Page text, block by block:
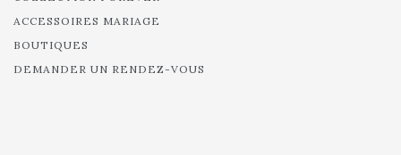
ACCESSOIRES MARIAGE
BOUTIQUES
DEMANDER UN RENDEZ-VOUS